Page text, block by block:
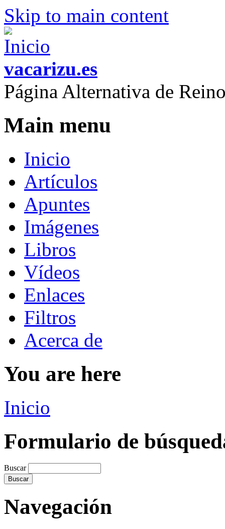
Skip to main content
vacarizu.es
Página Alternativa de
Main menu
Inicio
Artículos
Apuntes
Imágenes
Libros
Vídeos
Enlaces
Filtros
Acerca de
You are here
Inicio
Formulario de
Buscar
Navegación